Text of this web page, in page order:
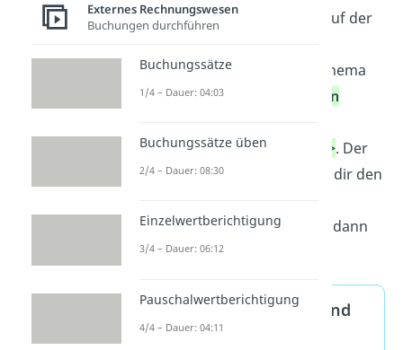
Aufwandsminderungen auf der
Benutze das Buchungsschema
<Soll: „Aufwendungen“ an
Aufwandsminderungen“>. Der
Buchungssatz
erleichtert dir den
Buchezuerst im Soll
und dann
im Haben.
Aufwandskonten Soll und
Haben
Externes Rechnungswesen
Buchungen durchführen
Buchungssätze
1/4 – Dauer: 04:03
Buchungssätze üben
2/4 – Dauer: 08:30
Einzelwertberichtigung
3/4 – Dauer: 06:12
Pauschalwertberichtigung
4/4 – Dauer: 04:11